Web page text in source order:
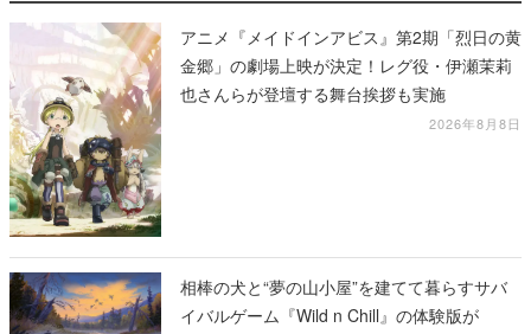
アニメ『メイドインアビス』第2期「烈日の黄
金郷」の劇場上映が決定！レグ役・伊瀬茉莉
也さんらが登壇する舞台挨拶も実施
2026年8月8日
相棒の犬と“夢の山小屋”を建てて暮らすサバ
イバルゲーム『Wild n Chill』の体験版が